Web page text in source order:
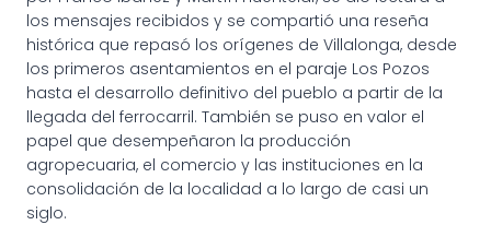
los mensajes recibidos y se compartió una reseña
histórica que repasó los orígenes de Villalonga, desde
los primeros asentamientos en el paraje Los Pozos
hasta el desarrollo definitivo del pueblo a partir de la
llegada del ferrocarril. También se puso en valor el
papel que desempeñaron la producción
agropecuaria, el comercio y las instituciones en la
consolidación de la localidad a lo largo de casi un
siglo.